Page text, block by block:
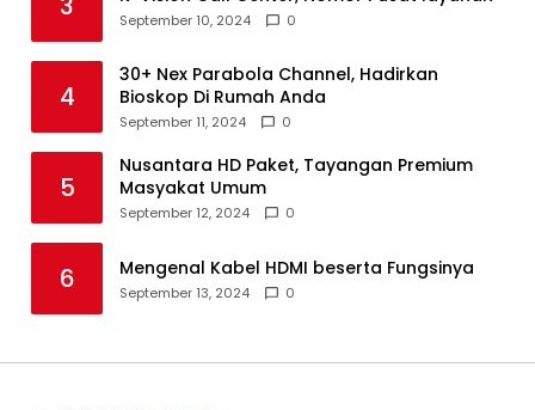
September 10, 2024 0
4
30+ Nex Parabola Channel, Hadirkan
Bioskop Di Rumah Anda
September 11, 2024 0
5
Nusantara HD Paket, Tayangan Premium
Masyakat Umum
September 12, 2024 0
6 Mengenal Kabel HDMI beserta Fungsinya
September 13, 2024 0